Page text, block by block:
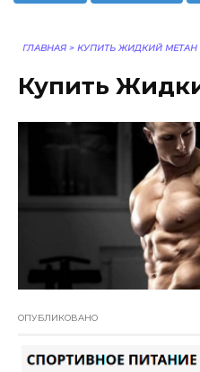
ГЛАВНАЯ > КУПИТЬ ЖИДКИЙ МЕТАН
Купить
ОПУБЛИКОВАНО